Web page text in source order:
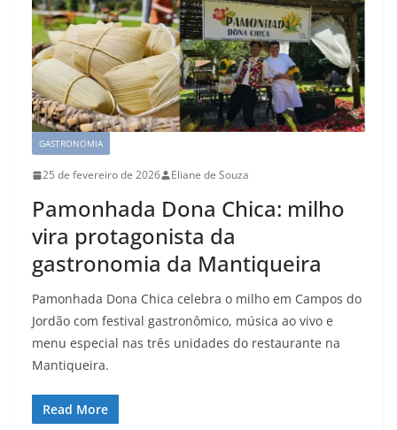
GASTRONOMIA
25 de fevereiro de 2026 Eliane de Souza
Pamonhada Dona Chica: milho
vira protagonista da
gastronomia da Mantiqueira
Pamonhada Dona Chica celebra o milho em Campos do
Jordão com festival gastronômico, música ao vivo e
menu especial nas três unidades do restaurante na
Mantiqueira.
Read More